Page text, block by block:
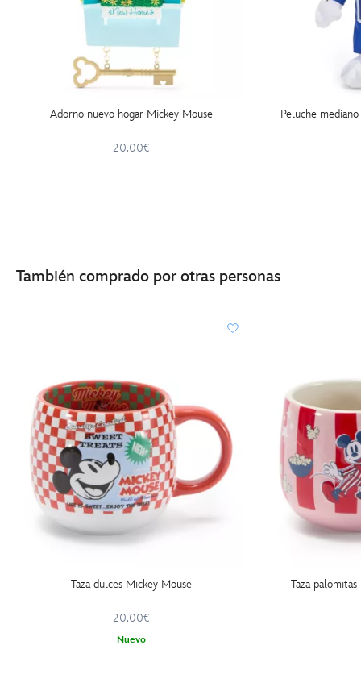
Adorno nuevo hogar Mickey Mouse
20.00€
Peluche
También comprado por otras personas
Taza dulces Mickey Mouse
20.00€
Nuevo
Taza